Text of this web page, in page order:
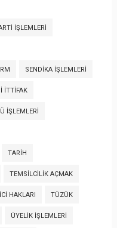
İŞLEMLERI
SENDIKA İŞLEMLERI
İTTIFAK
İŞLEMLERI
TARIH
TEMSILCILIK AÇMAK
HAKLARI TÜZÜK
ÜYELIK İŞLEMLERI